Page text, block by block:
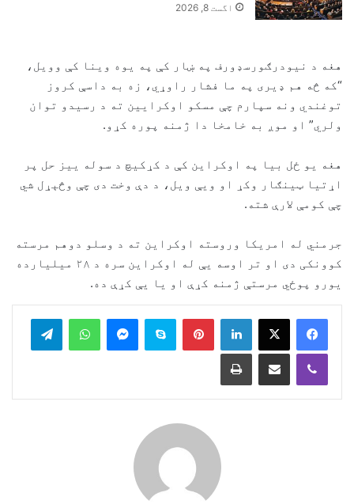
اگست 8, 2026
هغه د نیودرګورسډورف په ښار کې په یوه وینا کې وویل،
“که څه هم ډیری په ما فشار راوړي، زه به داسې کروز
توغندي ونه سپارم چې مسکو اوکرایین ته د رسیدو توان
ولري” او موږ به خامخا دا ژمنه پوره کړو.
هغه یو ځل بیا په اوکراین کې د کړکیچ د سوله ییز حل پر
اړتیا ټینګار وکړ او ویې ویل، د دې وخت دی چې وڅېړل شي
چې کومې لارې شته.
جرمني له امریکا وروسته اوکراین ته د وسلو دوهم مرسته
کوونکی دی او تر اوسه یې له اوکراین سره د ۲۸ میلیارده
یورو پوځي مرستې ژمنه کړې او یا یې کړې ده.
LinkedIn
Pinterest
Skype
Messenger
WhatsApp
Viber
Share via Email
Print